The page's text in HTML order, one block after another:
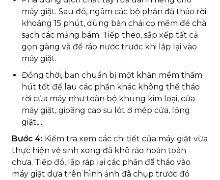
máy giặt. Sau đó, ngâm các bộ phận đã tháo rời
khoảng 15 phút, dùng bàn chải cọ mềm để chà
sạch các mảng bám. Tiếp theo, sắp xếp tất cả
gọn gàng và để ráo nước trước khi lắp lại vào
máy giặt.
Đồng thời, bạn chuẩn bị một khăn mềm thấm
hút tốt để lau các phần khác không thể tháo
rời của máy như toàn bộ khung kim loại, cửa
máy giặt, gioăng cao su lót ở mép cửa, lồng
giặt,...
Bước 4: Kiểm tra xem các chi tiết của máy giặt vừa
thực hiện vệ sinh xong đã khô ráo hoàn toàn
chưa. Tiếp đó, lắp ráp lại các phần đã tháo vào
máy giặt dựa trên hình ảnh đã chụp trước đó